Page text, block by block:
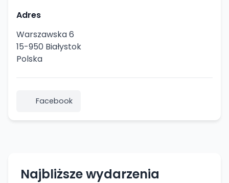
Adres
Warszawska 6
15-950 Białystok
Polska
Facebook
Najbliższe wydarzenia